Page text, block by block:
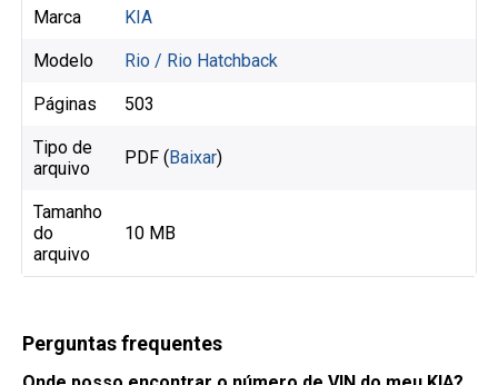
Marca KIA
Modelo Rio / Rio Hatchback
Páginas 503
Tipo de
arquivo
PDF (Baixar)
Tamanho
do
arquivo
10 MB
Perguntas frequentes